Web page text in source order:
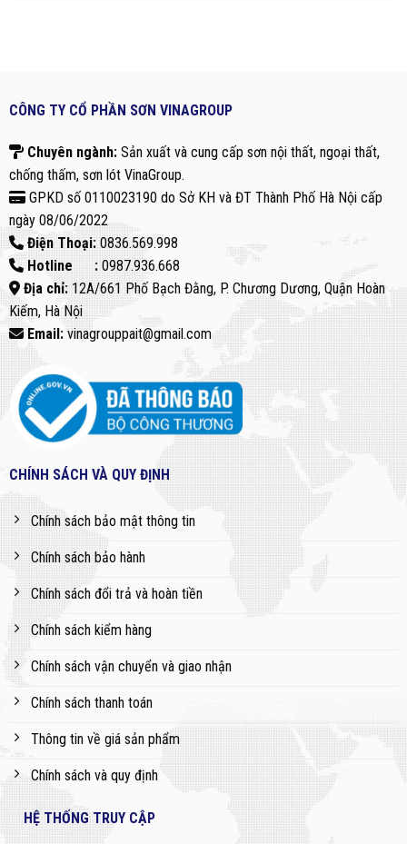
CÔNG TY CỔ PHẦN SƠN VINAGROUP
Chuyên ngành: Sản xuất và cung cấp sơn nội thất, ngoại thất,
chống thấm, sơn lót VinaGroup.
GPKD số 0110023190 do Sở KH và ĐT Thành Phố Hà Nội cấp
ngày 08/06/2022
Điện Thoại:0836.569.998
Hotline : 0987.936.668
Địa chỉ:12A/661 Phố Bạch Đằng, P. Chương Dương, Quận Hoàn
Kiếm, Hà Nội
Email:vinagrouppait@gmail.com
CHÍNH SÁCH VÀ QUY ĐỊNH
Chính sách bảo mật thông tin
Chính sách bảo hành
Chính sách đổi trả và hoàn tiền
Chính sách kiểm hàng
Chính sách vận chuyển và giao nhận
Chính sách thanh toán
Thông tin về giá sản phẩm
Chính sách và quy định
HỆ THỐNG TRUY CẬP